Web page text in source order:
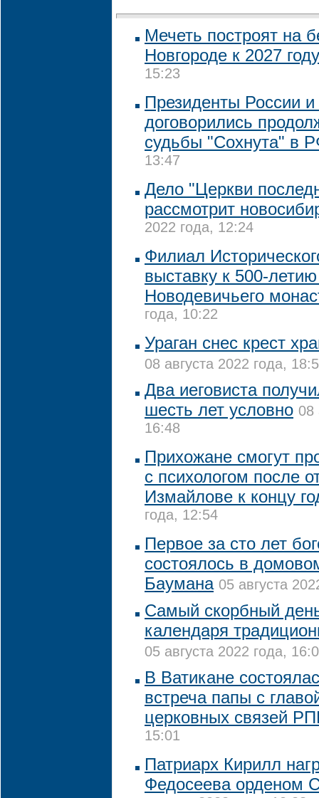
Мечеть построят на
Новгороде к 2027 году
15:23
Президенты России
договорились
судьбы "Сохнута" в
13:47
Дело "Церкви
рассмотрит
2022 года, 12:24
Филиал
выставку к 500-
Новодевичьего
года, 10:22
Ураган снес крест
08 августа 2022 года,
Два иеговиста
шесть лет условно 08
16:48
Прихожане смогут
с психологом после
Измайлове к концу
года, 12:54
Первое за сто лет
состоялось в
Баумана 05 августа
Самый скорбный
календаря
05 августа 2022 года,
В Ватикане
встреча папы с
церковных связей
15:01
Патриарх Кирилл
Федосеева орденом